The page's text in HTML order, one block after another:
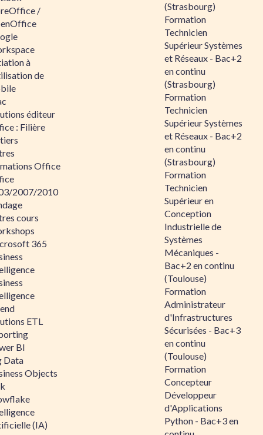
/
à
de
éditeur
: Filière
Office
2007/2010
cours
365
ETL
BI
Data
Objects
(IA)
(Strasbourg)
Formation
Technicien
Supérieur Systèmes
et Réseaux - Bac+2
en continu
(Strasbourg)
Formation
Technicien
Supérieur Systèmes
et Réseaux - Bac+2
en continu
(Strasbourg)
Formation
Technicien
Supérieur en
Conception
Industrielle de
Systèmes
Mécaniques -
Bac+2 en continu
(Toulouse)
Formation
Administrateur
d'Infrastructures
Sécurisées - Bac+3
en continu
(Toulouse)
Formation
Concepteur
Développeur
d'Applications
Python - Bac+3 en